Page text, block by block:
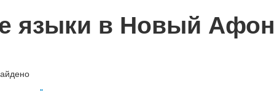
языки в Новый Афон